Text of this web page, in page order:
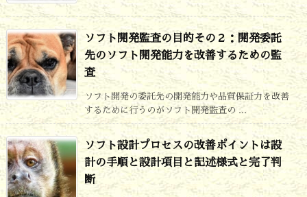
ソフト開発監査の目的その２：開発委託
先のソフト開発能力を改善するための監
査
ソフト開発の委託先の開発能力や品質保証力を改善
するために行うのがソフト開発監査の ...
ソフト設計プロセスの改善ポイントは設
計の手順と設計項目と記述様式と完了判
断